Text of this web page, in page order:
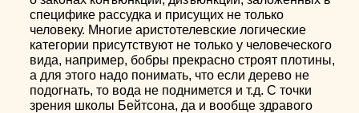
специфике рассудка и присущих не только
человеку. Многие аристотелевские логические
категории присутствуют не только у человеческого
вида, например, бобры прекрасно строят плотины,
а для этого надо понимать, что если дерево не
подогнать, то вода не поднимется и т.д. С точки
зрения школы Бейтсона, да и вообще здравого